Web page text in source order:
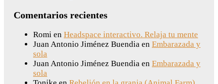
Comentarios recientes
Romi en Headspace interactivo. Relaja tu mente
Juan Antonio Jiménez Buendia en Embarazada y
sola
Juan Antonio Jiménez Buendia en Embarazada y
sola